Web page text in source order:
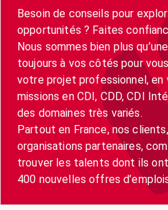
Besoin de conseils pour
opportunités ? Faites
Nous sommes bien plus
toujours à vos côtés pour
votre projet professionnel, en
missions en CDI, CDD, CDI
des domaines très variés.
Partout en France, nos
organisations partenaires,
trouver les talents dont ils
400 nouvelles offres